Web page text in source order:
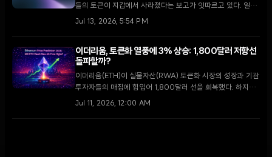
들의 토큰이 지갑에서 사라졌다는 보고가 잇따르고 있다. 일일
거래량 760만 건을 돌파하며 급성장하던 중 발생한 이번 사태
Jul 13, 2026, 5:54 PM
이더리움, 토큰화 열풍에 3% 상승: 1,800달러 저항선
돌파할까?
이더리움(ETH)이 실물자산(RWA) 토큰화 시장의 성장과 기관
투자자들의 매집에 힘입어 1,800달러 선을 회복했다. 하지만
온체인 데이터의 약세와 기술적 저항이 여전해 향후 추이에 대
Jul 11, 2026, 12:00 AM